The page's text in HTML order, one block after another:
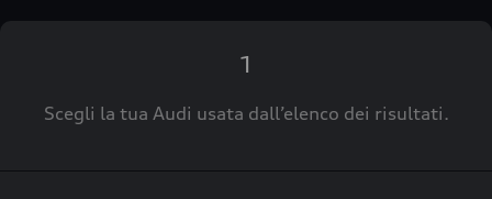
1
Scegli la tua Audi usata dall’elenco dei risultati.